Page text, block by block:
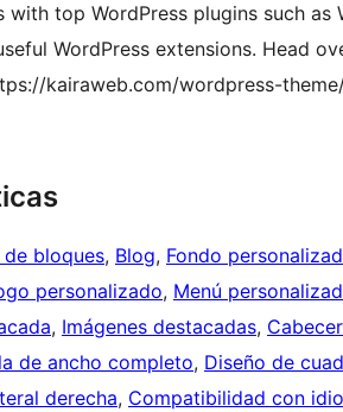
with top WordPress plugins such
WordPress extensions. Head
kairaweb.com/wordpress-
bloques, Blog, Fondo
personalizado, Menú
, Imágenes destacadas,
de ancho completo, Diseño de
derecha, Compatibilidad con